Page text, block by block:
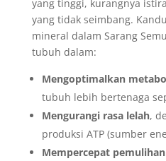
yang tinggi, kurangnya
yang tidak seimbang.
mineral dalam Sarang
tubuh dalam:
Mengoptimalkan
tubuh lebih bertenaga
Mengurangi rasa lelah,
produksi ATP (sumber
Mempercepat